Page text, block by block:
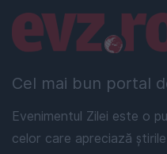
Cel mai bun portal
Evenimentul Zilei este o
celor care apreciază
Linkuri utile